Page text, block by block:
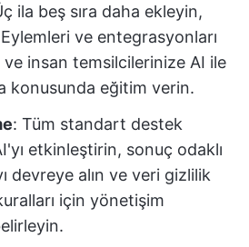
ila beş sıra daha ekleyin,
ve entegrasyonları
ve insan temsilcilerinize AI ile
konusunda eğitim verin.
: Tüm standart destek
etkinleştirin, sonuç odaklı
devreye alın ve veri gizlilik
için yönetişim